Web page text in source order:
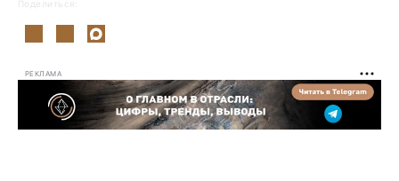
Поделиться:
РЕКЛАМА